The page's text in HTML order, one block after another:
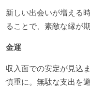
新しい出会いが増える
ることで、素敵な縁が
金運
収入面での安定が見込
慎重に。無駄な支出を